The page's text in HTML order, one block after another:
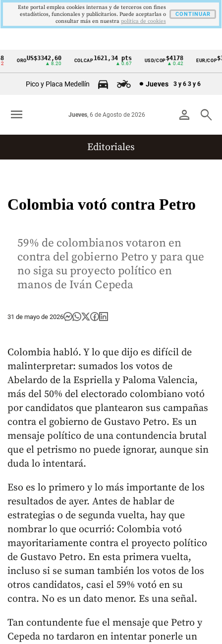
Cintillo
Colombia
OROUS$3342,60
▲ 8.20
COLCAP1621,34 pts
▲ 0.67
USD/COP$4178
▲ 0.42
EUR/COP
Pico y Placa Medellín Jueves 3 y 6 3 y 6
person search
Jueves, 6 de Agosto de 2026
menu
Editoriales
Colombia votó contra Petro
59% de colombianos votaron en
contra del gobierno Petro y para que
no siga su proyecto político en
manos de Iván Cepeda
31 de mayo de 2026
Colombia habló. Y lo que dijo es difícil de
malinterpretar: sumados los votos de
Abelardo de la Espriella y Paloma Valencia,
más del 50% del electorado colombiano votó
por candidatos que plantearon sus campañas
contra el gobierno de Gustavo Petro. Es un
mensaje político de una contundencia brutal
que el petrismo no puede ignorar, aunque sin
duda lo intentará.
Eso es lo primero y lo más importante de los
resultados de ayer. Antes de hablar de
estrategias o de segunda vuelta, hay que
nombrar lo que ocurrió: Colombia votó
mayoritariamente contra el proyecto político
de Gustavo Petro. En esta primera vuelta,
incluso si se suman también los votos de los
otros candidatos, casi el 59% votó en su
contra. No es un dato menor. Es una señal.
Tan contundente fue el mensaje que Petro y
Cepeda no tardaron en intentar ponerle un
Este portal emplea cookies internas y de terceros con fines
estadísticos, funcionales y publicitarios. Puede aceptarlas o
consultar más en nuestra politica de cookies
CONTINUAR